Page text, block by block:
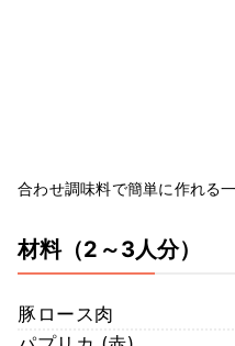
合わせ調味料で簡単に作れる
材料（2～3人分）
豚ロース肉